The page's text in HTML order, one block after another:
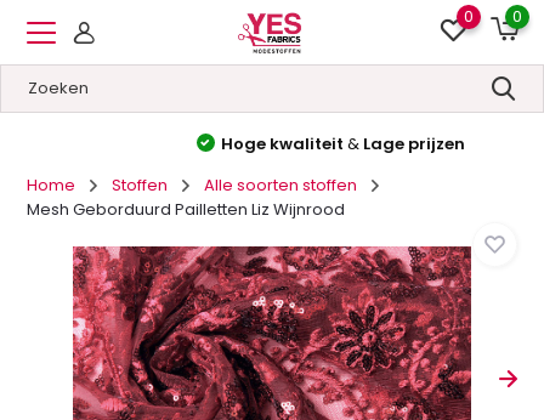
0 0
Hoge kwaliteit&Lage prijzen
Home
Stoffen
Alle soorten stoffen
Mesh Geborduurd Pailletten Liz Wijnrood